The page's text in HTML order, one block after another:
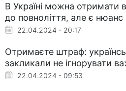
В Україні можна отримати
до повноліття, але є нюанс
22.04.2024 - 20:17
Отримаєте штраф:
закликали не ігнорувати
22.04.2024 - 09:53